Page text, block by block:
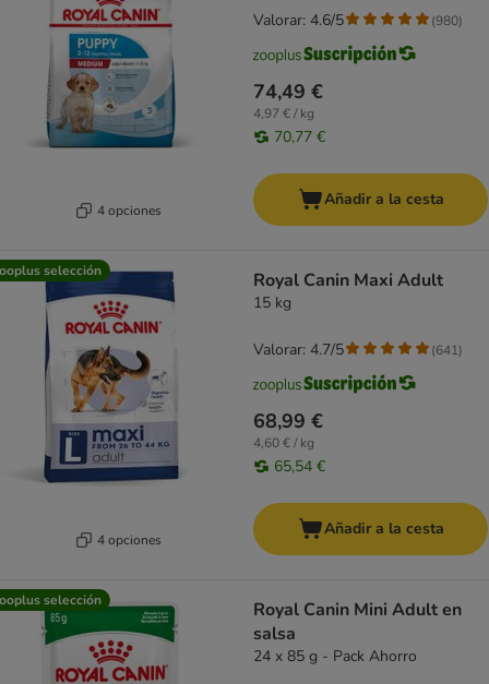
4 opciones
74,49 €
4,97 € / kg
70,77 €
Valorar: 4.6/5 (980)
Añadir a la cesta
selección
4 opciones
Royal Canin Maxi Adult
15 kg
68,99 €
4,60 € / kg
65,54 €
Valorar: 4.7/5 (641)
Añadir a la cesta
selección
Royal Canin Mini Adult en
salsa
24 x 85 g - Pack Ahorro